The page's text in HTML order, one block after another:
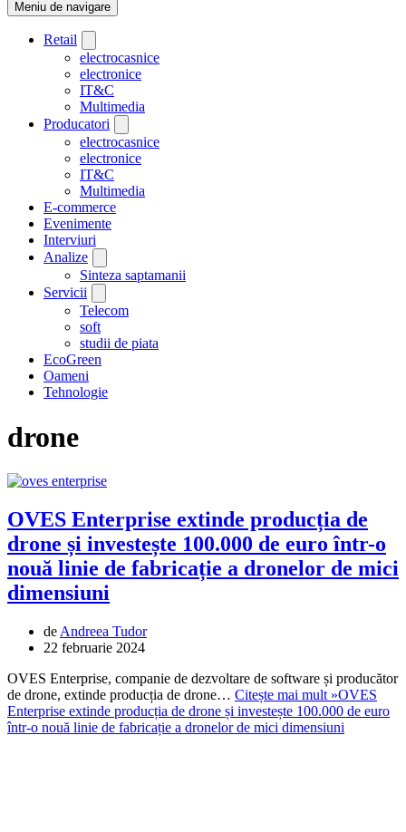
Meniu de navigare
Retail
electrocasnice
electronice
IT&C
Multimedia
Producatori
electrocasnice
electronice
IT&C
Multimedia
E-commerce
Evenimente
Interviuri
Analize
Sinteza saptamanii
Servicii
Telecom
soft
studii de piata
EcoGreen
Oameni
Tehnologie
drone
OVES Enterprise extinde producția de
drone și investește 100.000 de euro într-o
nouă linie de fabricație a dronelor de mici
dimensiuni
de Andreea Tudor
22 februarie 2024
OVES Enterprise, companie de dezvoltare de software și producător
de drone, extinde producția de drone… Citește mai mult »OVES
Enterprise extinde producția de drone și investește 100.000 de euro
într-o nouă linie de fabricație a dronelor de mici dimensiuni